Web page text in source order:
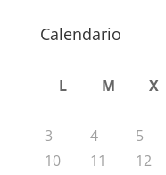
Calendario
L M X
3
4 5
10
11 12